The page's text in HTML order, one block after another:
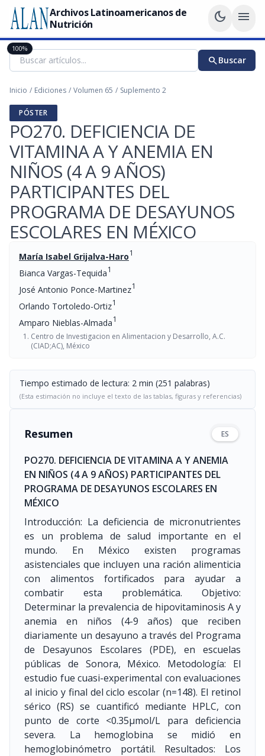
Archivos Latinoamericanos de
Nutrición
dark_mode menu
searchBuscar
Inicio / Ediciones / Volumen 65 / Suplemento 2
PÓSTER
PO270. DEFICIENCIA DE
VITAMINA A Y ANEMIA EN
NIÑOS (4 A 9 AÑOS)
PARTICIPANTES DEL
PROGRAMA DE DESAYUNOS
ESCOLARES EN MÉXICO
María Isabel Grijalva-Haro1
Bianca Vargas-Tequida1
José Antonio Ponce-Martinez1
Orlando Tortoledo-Ortiz1
Amparo Nieblas-Almada1
Centro de Investigacion en Alimentacion y Desarrollo, A.C.
(CIAD;AC), México
Tiempo estimado de lectura: 2 min (251 palabras)
(Esta estimación no incluye el texto de las tablas, figuras y referencias)
Resumen ES
PO270. DEFICIENCIA DE VITAMINA A Y ANEMIA
EN NIÑOS (4 A 9 AÑOS) PARTICIPANTES DEL
PROGRAMA DE DESAYUNOS ESCOLARES EN
MÉXICO
Introducción: La deficiencia de micronutrientes
es un problema de salud importante en el
mundo. En México existen programas
asistenciales que incluyen una ración alimenticia
con alimentos fortificados para ayudar a
combatir esta problemática. Objetivo:
Determinar la prevalencia de hipovitaminosis A y
anemia en niños (4-9 años) que reciben
diariamente un desayuno a través del Programa
de Desayunos Escolares (PDE), en escuelas
públicas de Sonora, México. Metodología: El
estudio fue cuasi-experimental con evaluaciones
al inicio y final del ciclo escolar (n=148). El retinol
sérico (RS) se cuantificó mediante HPLC, con
punto de corte <0.35μmol/L para deficiencia
severa. La hemoglobina se midió en
hemoglobinómetro portátil. Resultados: Los
100%